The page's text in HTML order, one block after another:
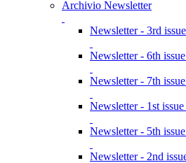
Archivio Newsletter
Newsletter - 3rd
Newsletter - 6th
Newsletter - 7th
Newsletter - 1st
Newsletter - 5th
Newsletter - 2nd